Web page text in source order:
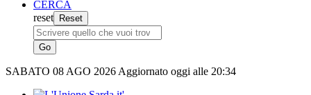
CERCA
reset
SABATO 08 AGO 2026 Aggiornato oggi alle 20:34